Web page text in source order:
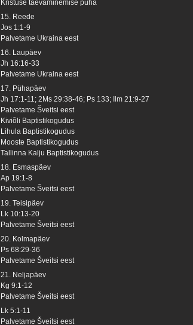
Kristuse taevaminemise püha
15. Reede
Jos 1:1-9
Palvetame Ukraina eest
16. Laupäev
Jh 16:16-33
Palvetame Ukraina eest
17. Pühapäev
Jh 17:1-11; 2Ms 29:38-46; Ps 133; Ilm 21:9-27
Palvetame Šveitsi eest
Kiviõli Baptistikogudus
Lihula Baptistikogudus
Mooste Baptistikogudus
Tallinna Kalju Baptistikogudus
18. Esmaspäev
Ap 19:1-8
Palvetame Šveitsi eest
19. Teisipäev
Lk 10:13-20
Palvetame Šveitsi eest
20. Kolmapäev
Ps 68:29-36
Palvetame Šveitsi eest
21. Neljapäev
Kg 9:1-12
Palvetame Šveitsi eest
Lk 5:1-11
Palvetame Šveitsi eest